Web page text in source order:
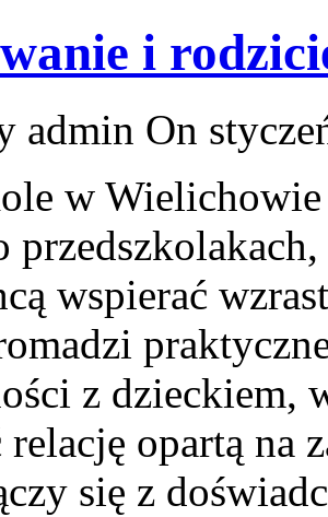
i
admin On
w
wspierać
z dzieckiem,
relację opartą na
się z